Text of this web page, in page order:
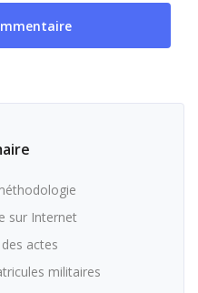
sur Internet
actes
militaires